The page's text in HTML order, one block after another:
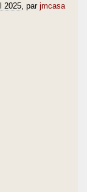
2025 , par jmcasa